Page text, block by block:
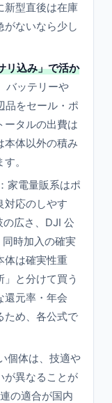
新型直後は在庫
がないなら少し
リ込み」で活か
バッテリーや
品をセール・ポ
ータルの出費は
本体以外の積み
。
：家電量販系はポ
対応のしやす
の広さ、DJI 公
時加入の確実
体は確実性重
と分けて買う
還元率・年会
ため、各公式で
個体は、技適や
が異なることが
の適合が国内